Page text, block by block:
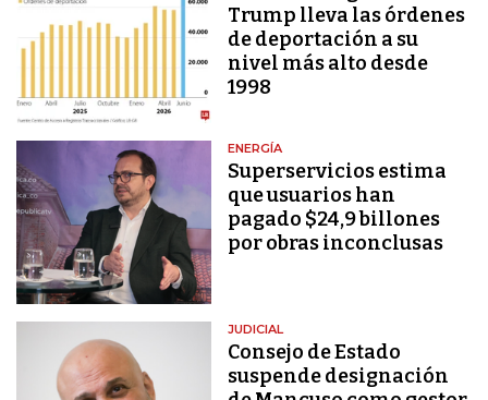
Trump lleva las órdenes
de deportación a su
nivel más alto desde
1998
ENERGÍA
Superservicios estima
que usuarios han
pagado $24,9 billones
por obras inconclusas
JUDICIAL
Consejo de Estado
suspende designación